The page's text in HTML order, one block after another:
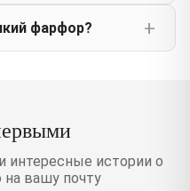
фарфор?
интересные истории о
вашу почту